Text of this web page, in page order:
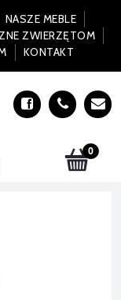
NASZE MEBLE
ZWIERZĘTOM
KONTAKT